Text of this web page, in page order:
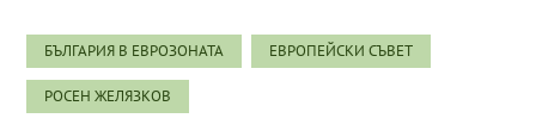
БЪЛГАРИЯ В ЕВРОЗОНАТА ЕВРОПЕЙСКИ СЪВЕТ
РОСЕН ЖЕЛЯЗКОВ